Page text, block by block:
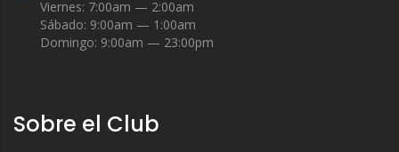
Viernes: 7:00am — 2:00am
Sábado: 9:00am — 1:00am
Domingo: 9:00am — 23:00pm
Sobre el Club